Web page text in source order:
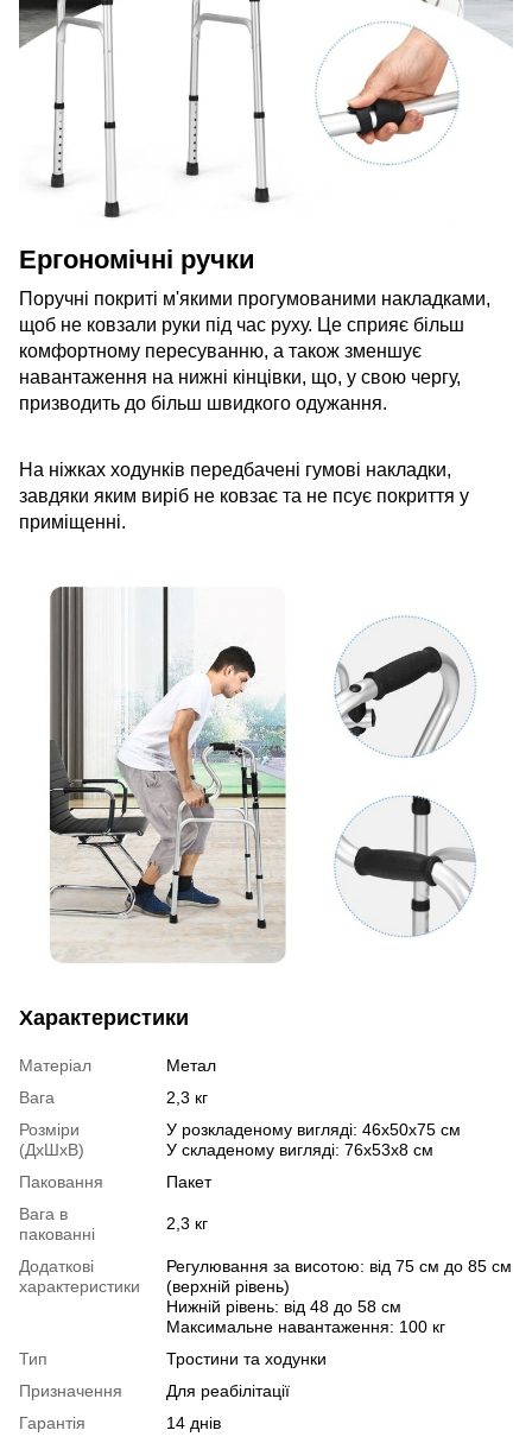
Ергономічні ручки
Поручні покриті м'якими прогумованими накладками,
щоб не ковзали руки під час руху. Це сприяє більш
комфортному пересуванню, а також зменшує
навантаження на нижні кінцівки, що, у свою чергу,
призводить до більш швидкого одужання.
На ніжках ходунків передбачені гумові накладки,
завдяки яким виріб не ковзає та не псує покриття у
приміщенні.
Характеристики
Матеріал
Метал
Вага
2,3 кг
Розміри
(ДхШхВ)
У розкладеному вигляді: 46х50х75 см
У складеному вигляді: 76х53х8 см
Паковання
Пакет
Вага в
пакованні
2,3 кг
Додаткові
характеристики
Регулювання за висотою: від 75 см до 85 см
(верхній рівень)
Нижній рівень: від 48 до 58 см
Максимальне навантаження: 100 кг
Тип
Тростини та ходунки
Призначення
Для реабілітації
Гарантія
14 днів